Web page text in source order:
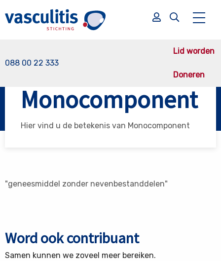
088 00 22 333
Lid worden
Doneren
Zoek
Zoek
Monocomponent
Hier vind u de betekenis van Monocomponent
"geneesmiddel zonder nevenbestanddelen"
Word ook contribuant
Samen kunnen we zoveel meer bereiken.